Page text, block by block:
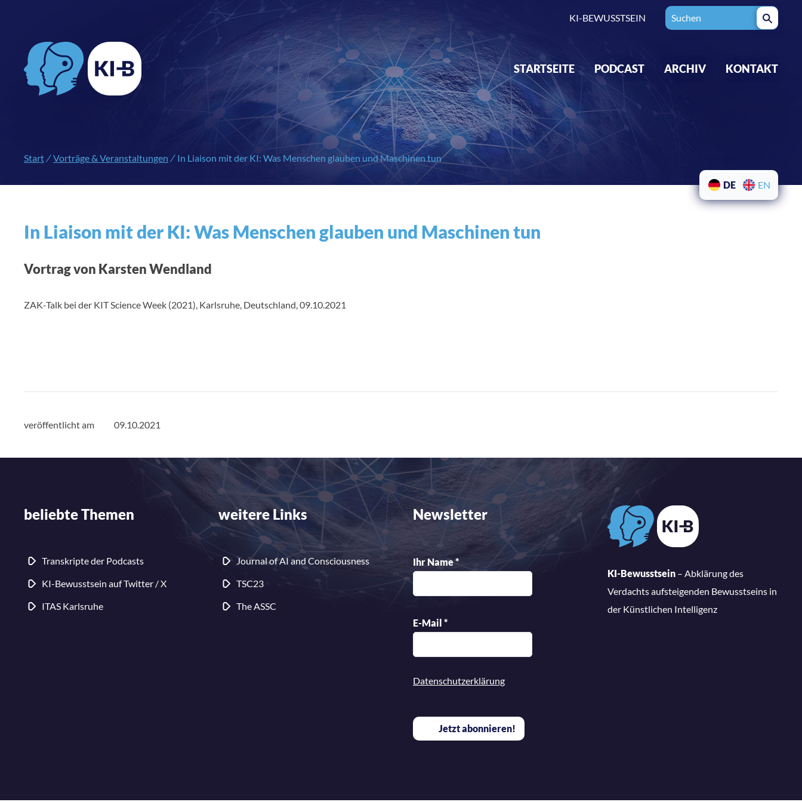
KI-BEWUSSTSEIN
STARTSEITE PODCAST ARCHIV KONTAKT
Start /Vorträge & Veranstaltungen / In Liaison mit der KI: Was Menschen glauben und Maschinen tun
DE EN
In Liaison mit der KI: Was Menschen glauben und Maschinen tun
Vortrag von Karsten Wendland
ZAK-Talk bei der KIT Science Week (2021), Karlsruhe, Deutschland, 09.10.2021
veröffentlicht am 09.10.2021
beliebte Themen
Transkripte der Podcasts
KI-Bewusstsein auf Twitter / X
ITAS Karlsruhe
weitere Links
Journal of AI and Consciousness
TSC23
The ASSC
Newsletter
Ihr Name*
E-Mail *
Datenschutzerklärung
KI-Bewusstsein – Abklärung des
Verdachts aufsteigenden Bewusstseins in
der Künstlichen Intelligenz